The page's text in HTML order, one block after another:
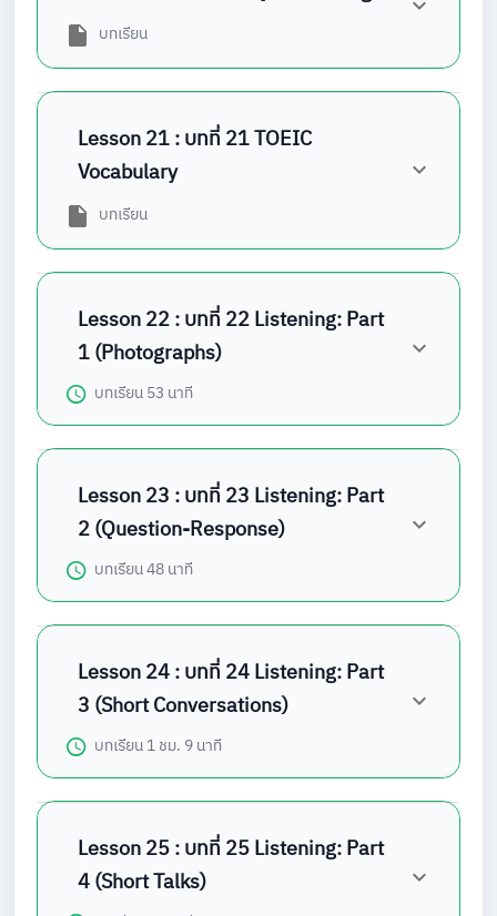
บทเรียน
Lesson 21 : บทที่ 21 TOEIC
Vocabulary
บทเรียน
Lesson 22 : บทที่ 22 Listening: Part
1 (Photographs)
บทเรียน53 นาที
Lesson 23 : บทที่ 23 Listening: Part
2 (Question-Response)
บทเรียน48 นาที
Lesson 24 : บทที่ 24 Listening: Part
3 (Short Conversations)
บทเรียน1 ชม. 9 นาที
Lesson 25 : บทที่ 25 Listening: Part
4 (Short Talks)